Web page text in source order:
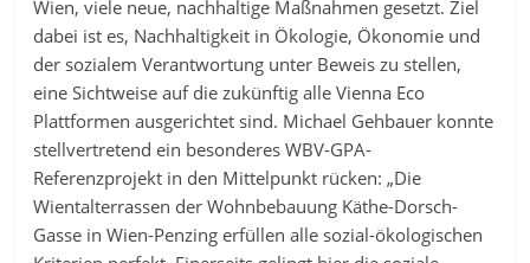
Wien, viele neue, nachhaltige Maßnahmen gesetzt. Ziel
dabei ist es, Nachhaltigkeit in Ökologie, Ökonomie und
der sozialem Verantwortung unter Beweis zu stellen,
eine Sichtweise auf die zukünftig alle Vienna Eco
Plattformen ausgerichtet sind. Michael Gehbauer konnte
stellvertretend ein besonderes WBV-GPA-
Referenzprojekt in den Mittelpunkt rücken: „Die
Wientalterrassen der Wohnbebauung Käthe-Dorsch-
Gasse in Wien-Penzing erfüllen alle sozial-ökologischen